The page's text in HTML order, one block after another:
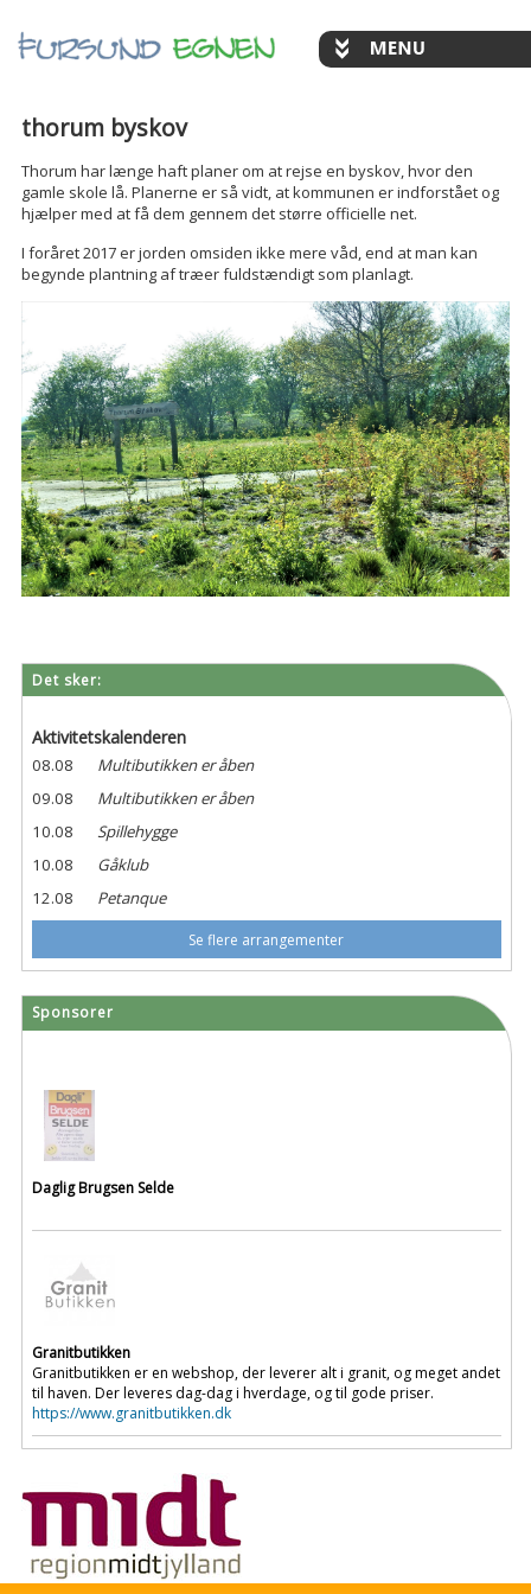
thorum byskov
Thorum har længe haft planer om at rejse en byskov, hvor den
gamle skole lå. Planerne er så vidt, at kommunen er indforstået og
hjælper med at få dem gennem det større officielle net.
I foråret 2017 er jorden omsiden ikke mere våd, end at man kan
begynde plantning af træer fuldstændigt som planlagt.
Det sker:
Aktivitetskalenderen
08.08
Multibutikken er åben
09.08
Multibutikken er åben
10.08
Spillehygge
10.08
Gåklub
12.08
Petanque
Se flere arrangementer
Sponsorer
Daglig Brugsen Selde
Granitbutikken
Granitbutikken er en webshop, der leverer alt i granit, og meget andet
til haven. Der leveres dag-dag i hverdage, og til gode priser.
https://www.granitbutikken.dk